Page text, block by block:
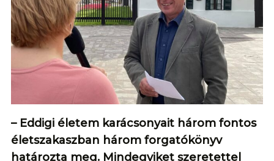
– Eddigi életem karácsonyait három fontos
életszakaszban három forgatókönyv
határozta meg. Mindegyiket szeretettel